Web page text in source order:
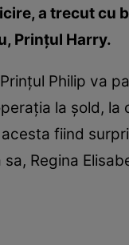
a trecut cu
Prinţul Harry.
Philip va
la şold,
fiind
Regina